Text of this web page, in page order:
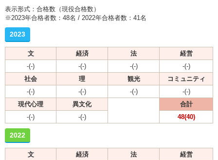
表示形式：合格数（現役合格数）
※2023年合格者数：48名 / 2022年合格者数：41名
2023
文 経済 法
経営
-(-)
-(-) -(-)
-(-)
社会
理 観光
コミュニティ
-(-)
-(-) -(-)
-(-)
現代心理
異文化
合計
-(-)
-(-) 48(40)
2022
文 経済 法
経営